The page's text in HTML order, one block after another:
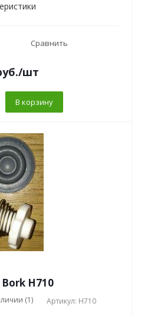
Сравнить
/шт
В корзину
H710
(1) Артикул: H710